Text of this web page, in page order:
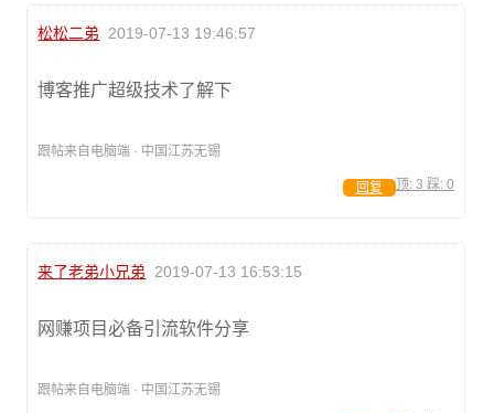
松松二弟 2019-07-13 19:46:57
博客推广超级技术了解下
跟帖来自电脑端 · 中国江苏无锡
顶: 3 踩: 0
回复
来了老弟小兄弟 2019-07-13 16:53:15
网赚项目必备引流软件分享
跟帖来自电脑端 · 中国江苏无锡